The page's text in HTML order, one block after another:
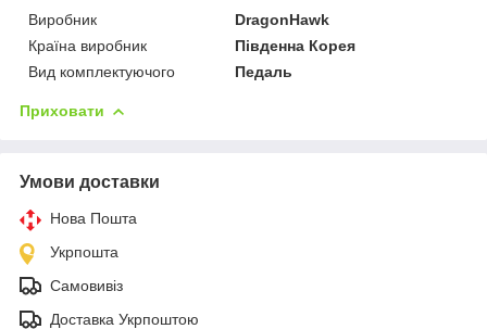
Виробник
DragonHawk
Країна виробник
Південна Корея
Вид комплектуючого
Педаль
Приховати
Умови доставки
Нова Пошта
Укрпошта
Самовивіз
Доставка Укрпоштою